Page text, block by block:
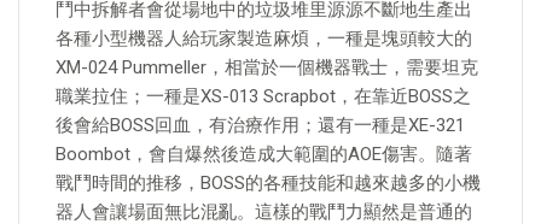
鬥中拆解者會從場地中的垃圾堆里源源不斷地生產出
各種小型機器人給玩家製造麻煩，一種是塊頭較大的
XM-024 Pummeller，相當於一個機器戰士，需要坦克
職業拉住；一種是XS-013 Scrapbot，在靠近BOSS之
後會給BOSS回血，有治療作用；還有一種是XE-321
Boombot，會自爆然後造成大範圍的AOE傷害。隨著
戰鬥時間的推移，BOSS的各種技能和越來越多的小機
器人會讓場面無比混亂。這樣的戰鬥力顯然是普通的